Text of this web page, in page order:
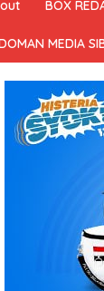
BOX
MEDIA